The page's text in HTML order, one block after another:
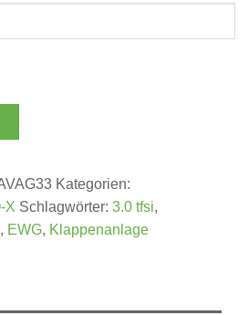
Kategorien:
X Schlagwörter: 3.0 tfsi,
, EWG, Klappenanlage